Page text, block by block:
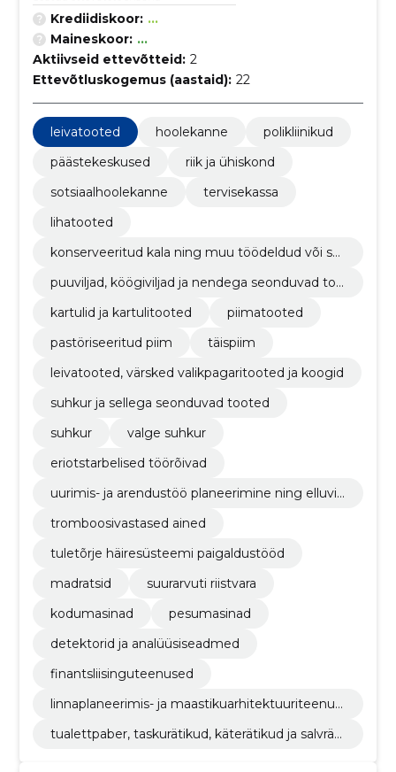
Krediidiskoor: ...
Maineskoor: ...
Aktiivseid ettevõtteid: 2
Ettevõtluskogemus (aastaid): 22
leivatooted hoolekanne
polikliinikud
päästekeskused
riik ja ühiskond
sotsiaalhoolekanne
tervisekassa
lihatooted
konserveeritud kala ning muu töödeldud või säil
puuviljad, köögiviljad ja nendega seonduvad too
kartulid ja kartulitooted
piimatooted
pastöriseeritud piim
täispiim
leivatooted, värsked valikpagaritooted ja koogid
suhkur ja sellega seonduvad tooted
suhkur
valge suhkur
eriotstarbelised töörõivad
uurimis- ja arendustöö planeerimine ning elluvii
tromboosivastased ained
tuletõrje häiresüsteemi paigaldustööd
madratsid
suurarvuti riistvara
kodumasinad
pesumasinad
detektorid ja analüüsiseadmed
finantsliisinguteenused
linnaplaneerimis- ja maastikuarhitektuuriteenus
tualettpaber, taskurätikud, käterätikud ja salvräti